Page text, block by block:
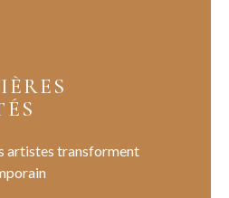
artistes transforment